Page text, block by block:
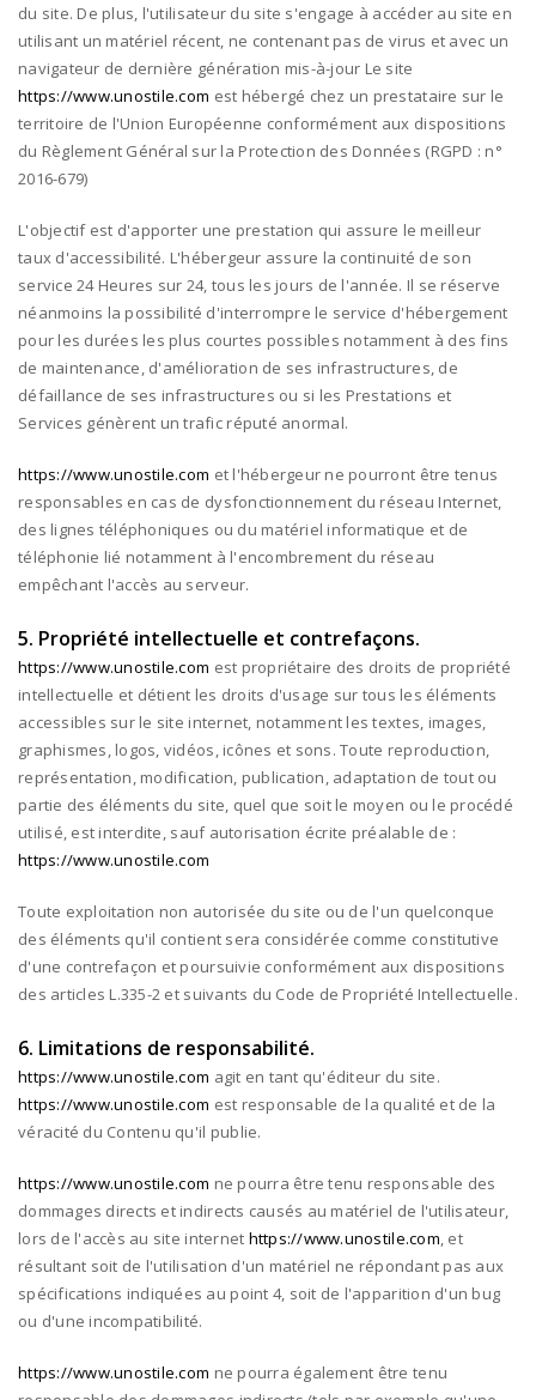
du site. De plus, l'utilisateur du site s'engage à accéder au site en
utilisant un matériel récent, ne contenant pas de virus et avec un
navigateur de dernière génération mis-à-jour Le site
https://www.unostile.com est hébergé chez un prestataire sur le
territoire de l'Union Européenne conformément aux dispositions
du Règlement Général sur la Protection des Données (RGPD : n°
2016-679)
L'objectif est d'apporter une prestation qui assure le meilleur
taux d'accessibilité. L'hébergeur assure la continuité de son
service 24 Heures sur 24, tous les jours de l'année. Il se réserve
néanmoins la possibilité d'interrompre le service d'hébergement
pour les durées les plus courtes possibles notamment à des fins
de maintenance, d'amélioration de ses infrastructures, de
défaillance de ses infrastructures ou si les Prestations et
Services génèrent un trafic réputé anormal.
https://www.unostile.com et l'hébergeur ne pourront être tenus
responsables en cas de dysfonctionnement du réseau Internet,
des lignes téléphoniques ou du matériel informatique et de
téléphonie lié notamment à l'encombrement du réseau
empêchant l'accès au serveur.
5. Propriété intellectuelle et contrefaçons.
https://www.unostile.com est propriétaire des droits de propriété
intellectuelle et détient les droits d'usage sur tous les éléments
accessibles sur le site internet, notamment les textes, images,
graphismes, logos, vidéos, icônes et sons. Toute reproduction,
représentation, modification, publication, adaptation de tout ou
partie des éléments du site, quel que soit le moyen ou le procédé
utilisé, est interdite, sauf autorisation écrite préalable de :
https://www.unostile.com
Toute exploitation non autorisée du site ou de l'un quelconque
des éléments qu'il contient sera considérée comme constitutive
d'une contrefaçon et poursuivie conformément aux dispositions
des articles L.335-2 et suivants du Code de Propriété Intellectuelle.
6. Limitations de responsabilité.
https://www.unostile.com agit en tant qu'éditeur du site.
https://www.unostile.com est responsable de la qualité et de la
véracité du Contenu qu'il publie.
https://www.unostile.com ne pourra être tenu responsable des
dommages directs et indirects causés au matériel de l'utilisateur,
lors de l'accès au site internet https://www.unostile.com, et
résultant soit de l'utilisation d'un matériel ne répondant pas aux
spécifications indiquées au point 4, soit de l'apparition d'un bug
ou d'une incompatibilité.
https://www.unostile.com ne pourra également être tenu